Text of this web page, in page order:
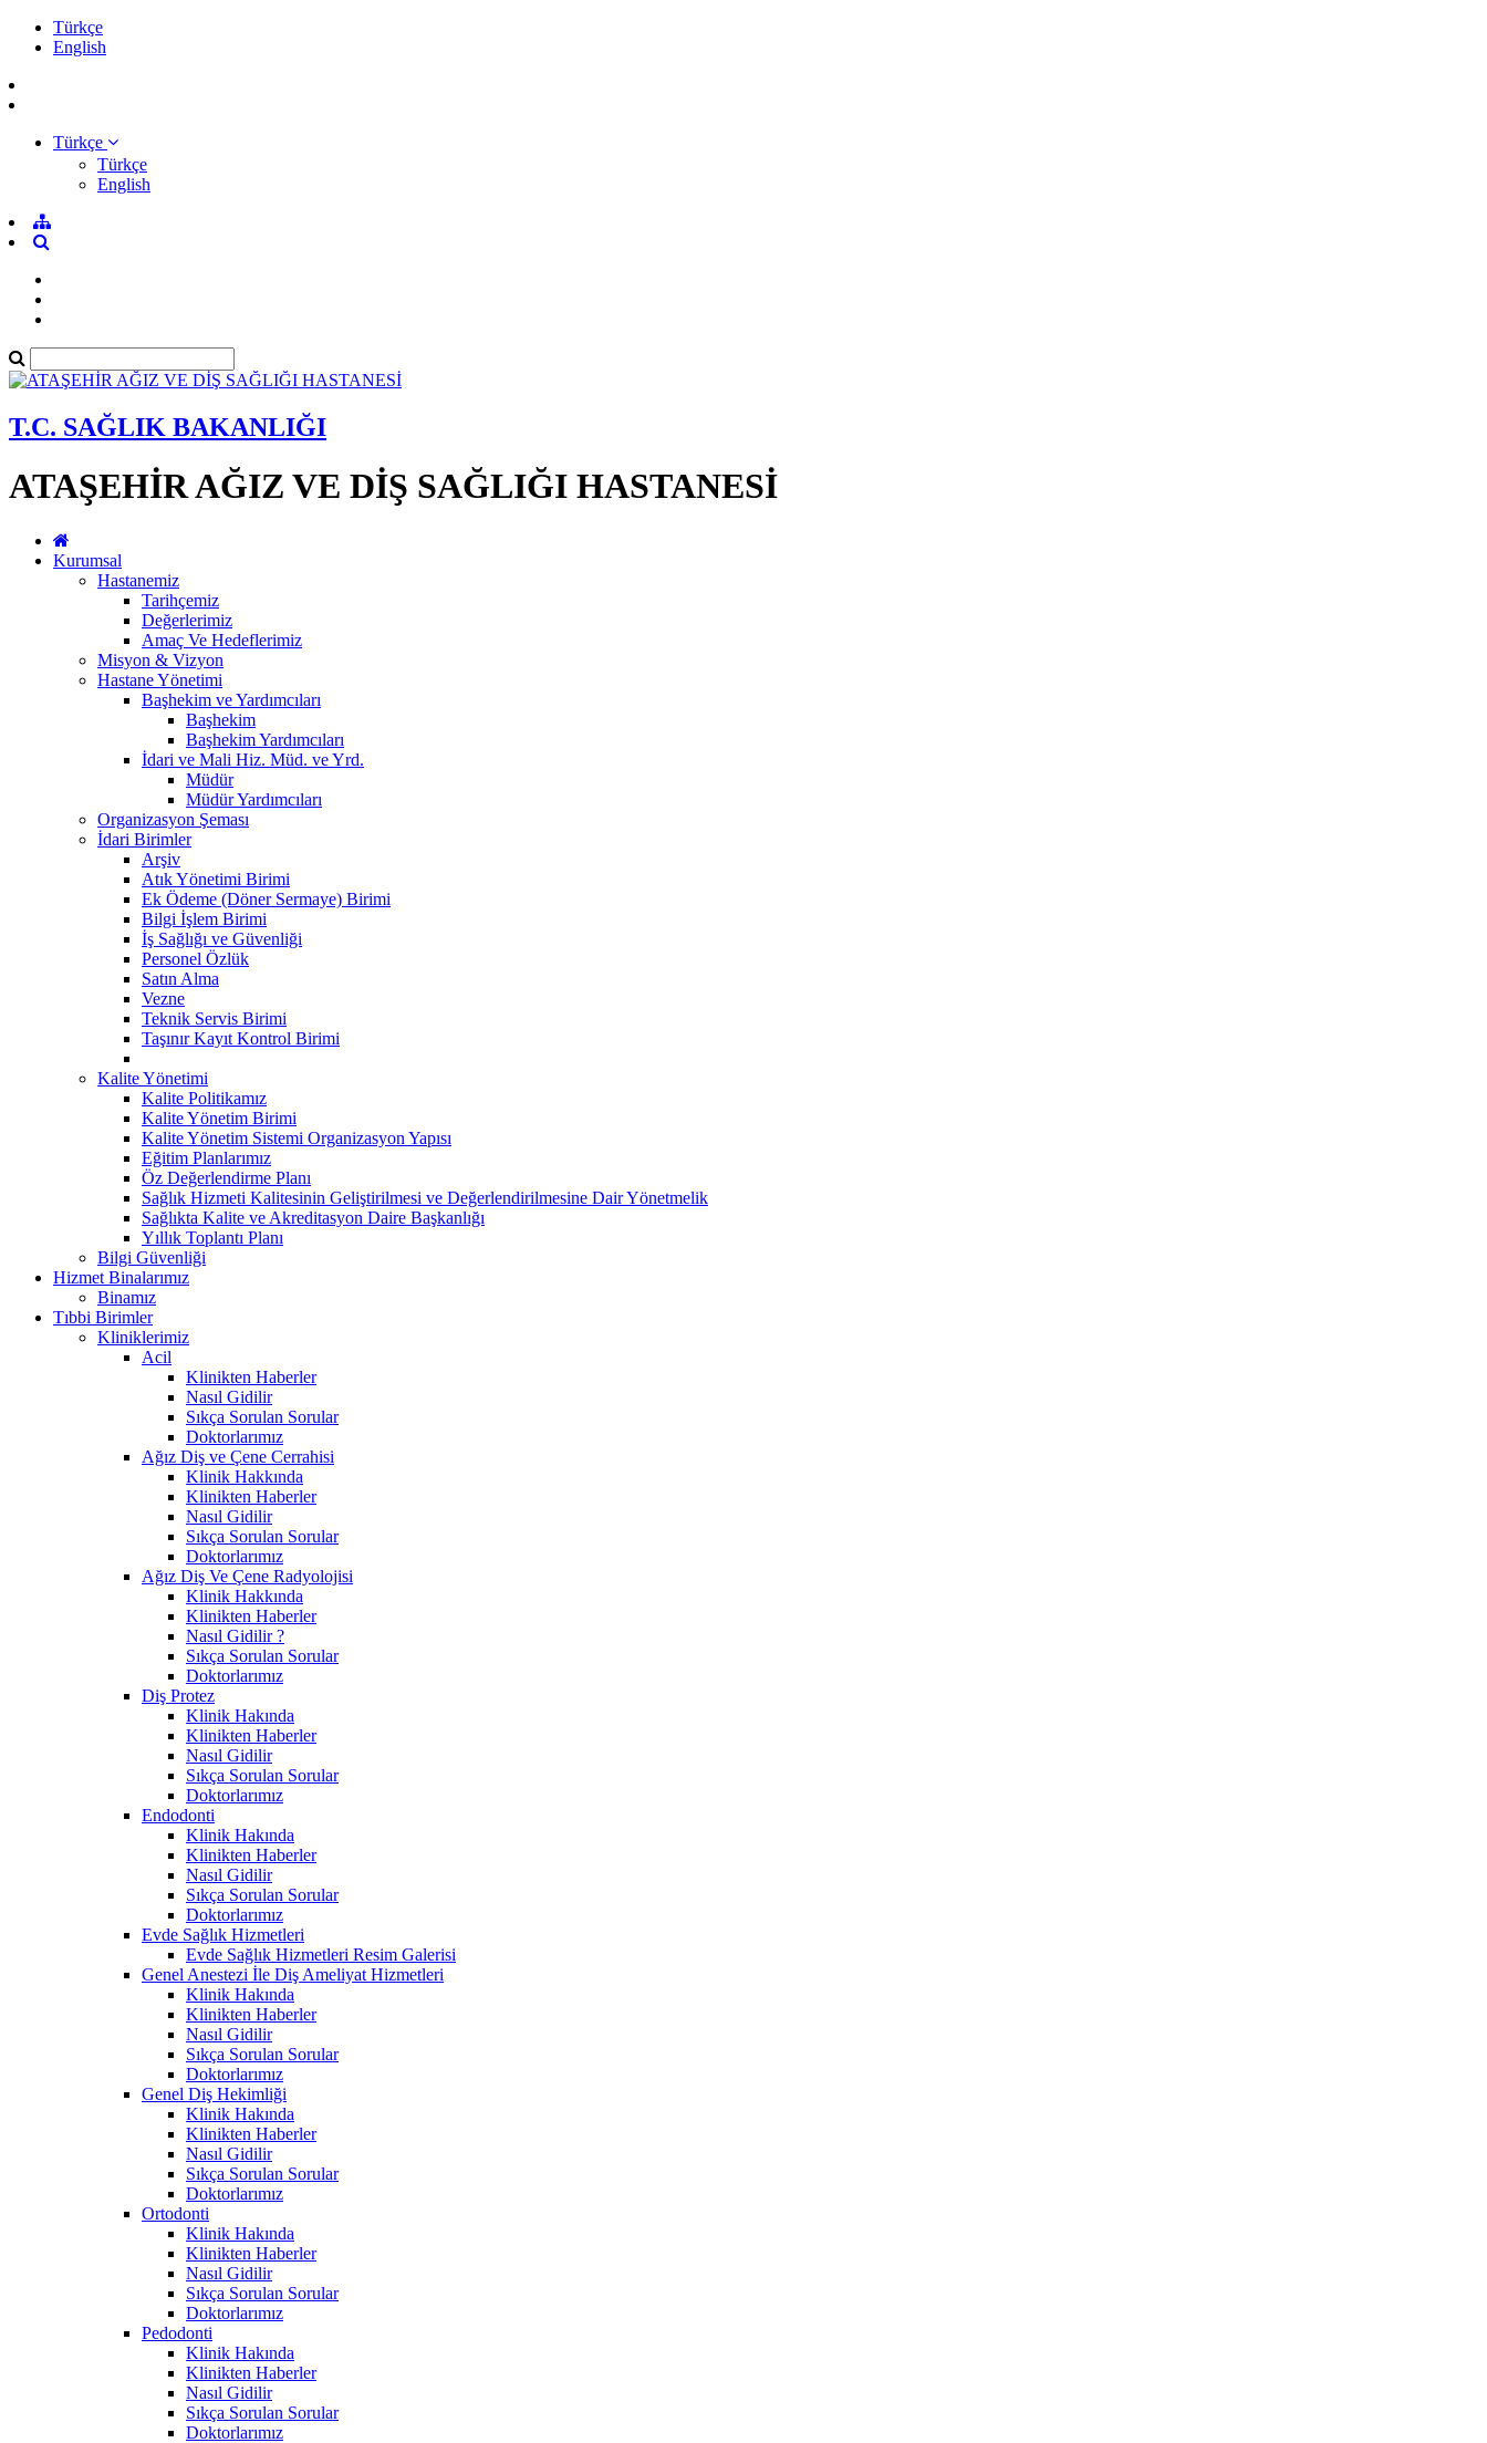
Türkçe
English
Türkçe
Türkçe
English
T.C. SAĞLIK BAKANLIĞI
ATAŞEHİR AĞIZ VE DİŞ SAĞLIĞI HASTANESİ
Kurumsal
Hastanemiz
Tarihçemiz
Değerlerimiz
Amaç Ve Hedeflerimiz
Misyon & Vizyon
Hastane Yönetimi
Başhekim ve Yardımcıları
Başhekim
Başhekim Yardımcıları
İdari ve Mali Hiz. Müd. ve Yrd.
Müdür
Müdür Yardımcıları
Organizasyon Şeması
İdari Birimler
Arşiv
Atık Yönetimi Birimi
Ek Ödeme (Döner Sermaye) Birimi
Bilgi İşlem Birimi
İş Sağlığı ve Güvenliği
Personel Özlük
Satın Alma
Vezne
Teknik Servis Birimi
Taşınır Kayıt Kontrol Birimi
Kalite Yönetimi
Kalite Politikamız
Kalite Yönetim Birimi
Kalite Yönetim Sistemi Organizasyon Yapısı
Eğitim Planlarımız
Öz Değerlendirme Planı
Sağlık Hizmeti Kalitesinin Geliştirilmesi ve Değerlendirilmesine Dair Yönetmelik
Sağlıkta Kalite ve Akreditasyon Daire Başkanlığı
Yıllık Toplantı Planı
Bilgi Güvenliği
Hizmet Binalarımız
Binamız
Tıbbi Birimler
Kliniklerimiz
Acil
Klinikten Haberler
Nasıl Gidilir
Sıkça Sorulan Sorular
Doktorlarımız
Ağız Diş ve Çene Cerrahisi
Klinik Hakkında
Klinikten Haberler
Nasıl Gidilir
Sıkça Sorulan Sorular
Doktorlarımız
Ağız Diş Ve Çene Radyolojisi
Klinik Hakkında
Klinikten Haberler
Nasıl Gidilir ?
Sıkça Sorulan Sorular
Doktorlarımız
Diş Protez
Klinik Hakında
Klinikten Haberler
Nasıl Gidilir
Sıkça Sorulan Sorular
Doktorlarımız
Endodonti
Klinik Hakında
Klinikten Haberler
Nasıl Gidilir
Sıkça Sorulan Sorular
Doktorlarımız
Evde Sağlık Hizmetleri
Evde Sağlık Hizmetleri Resim Galerisi
Genel Anestezi İle Diş Ameliyat Hizmetleri
Klinik Hakında
Klinikten Haberler
Nasıl Gidilir
Sıkça Sorulan Sorular
Doktorlarımız
Genel Diş Hekimliği
Klinik Hakında
Klinikten Haberler
Nasıl Gidilir
Sıkça Sorulan Sorular
Doktorlarımız
Ortodonti
Klinik Hakında
Klinikten Haberler
Nasıl Gidilir
Sıkça Sorulan Sorular
Doktorlarımız
Pedodonti
Klinik Hakında
Klinikten Haberler
Nasıl Gidilir
Sıkça Sorulan Sorular
Doktorlarımız